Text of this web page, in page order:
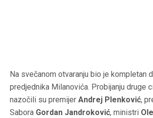
Na svečanom otvaranju bio je kompletan
predjednika Milanovića. Probijanju druge
nazočili su premijer Andrej Plenković,
Sabora Gordan Jandroković, ministri